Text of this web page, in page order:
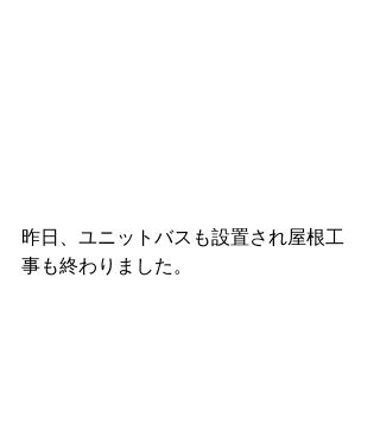
昨日、ユニットバスも設置され屋根工
事も終わりました。